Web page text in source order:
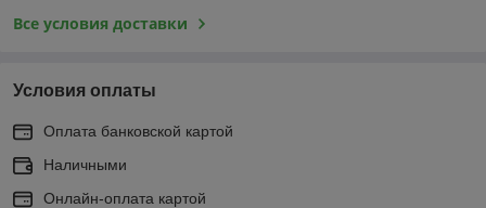
Все условия доставки
Условия оплаты
Оплата банковской картой
Наличными
Онлайн-оплата картой